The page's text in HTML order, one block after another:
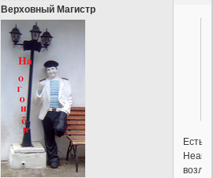
Верховный Магистр
Есть
возле